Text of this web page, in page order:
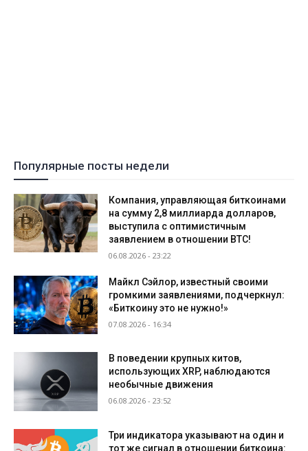
Популярные посты недели
Компания, управляющая биткоинами
на сумму 2,8 миллиарда долларов,
выступила с оптимистичным
заявлением в отношении BTC!
06.08.2026 - 23:22
Майкл Сэйлор, известный своими
громкими заявлениями, подчеркнул:
«Биткоину это не нужно!»
07.08.2026 - 16:34
В поведении крупных китов,
использующих XRP, наблюдаются
необычные движения
06.08.2026 - 23:52
Три индикатора указывают на один и
тот же сигнал в отношении биткоина: